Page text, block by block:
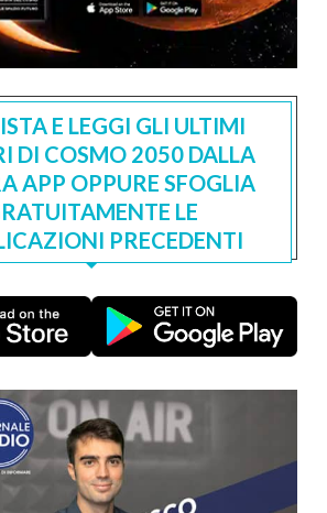
E LEGGI GLI ULTIMI
DI COSMO 2050 DALLA
APP OPPURE SFOGLIA
LE
PRECEDENTI